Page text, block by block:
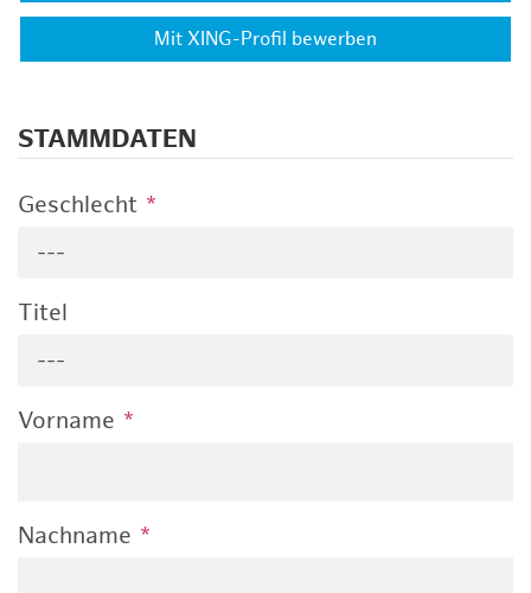
Mit XING-Profil bewerben
STAMMDATEN
Geschlecht *
---
Titel
---
Vorname *
Nachname *